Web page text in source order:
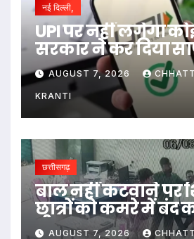
नई दिल्ली,
UPI पर नहीं लगेगा
सरकार ने कर दिया
AUGUST 7, 2026
KRANTI
छत्तीसगढ़
बाल नहीं कटवाने पर
छात्रों को कमरे में बंद
पीटा…
AUGUST 7, 2026